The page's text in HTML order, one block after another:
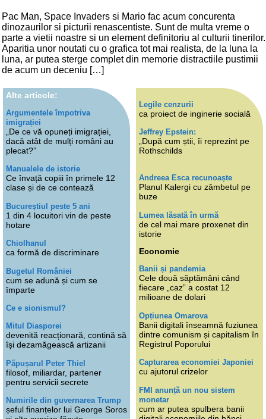
Pac Man, Space Invaders si Mario fac acum concurenta
dinozaurilor si picturii renascentiste. Sunt de multa vreme o
parte a vietii noastre si un element definitoriu al culturii tinerilor.
Aparitia unor noutati cu o grafica tot mai realista, de la luna la
luna, ar putea sterge complet din memorie distractiile pustimii
de acum un deceniu […]
Alte articole:
Argumentele împotriva
imigrației
„De ce vă opuneți imigrației,
dacă atât de mulți români au
plecat?”
Manualele de istorie
Ce învață copiii în primele 12
clase și de ce contează
Bucureștiul peste 5 ani
1 din 4 locuitori vin de peste
hotare
Chiolhanul
ca formă de discriminare
Bugetul României
cum se adună și cum se
împarte
Ce e sionismul?
Mitul Diasporei
devenită reacționară, contină să
își dezamăgească artizanii
Păpușarul Peter Thiel
filosof, miliardar, partener
pentru servicii secrete
Numirile din guvernarea Trump
șeful finanțelor lui George Soros
Legile cenzurii
ca proiect de inginerie socială
Jeffrey Epstein:
„După cum știi, îi reprezint pe
Rothschilds
Andreea Esca recunoaște
Planul Kalergi cu zâmbetul pe
buze
Lumea lăsată în urmă
de cel mai mare proxenet din
istorie
Economie
Banii și pandemia
Cele două săptămâni când
fiecare „caz” a costat 12
milioane de dolari
Opțiunea Omarova
Banii digitali înseamnă fuziunea
dintre comunism și capitalism în
Registrul Poporului
Capturarea economiei Japoniei
cu ajutorul crizelor
FMI anunță un nou sistem
monetar
cum ar putea spulbera banii